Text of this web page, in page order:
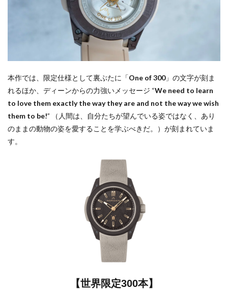
本作では、限定仕様として裏ぶたに「One of 300」の文字が刻ま
れるほか、ディーンからの力強いメッセージ “We need to learn
to love them exactly the way they are and not the way we wish
them to be!” （人間は、自分たちが望んでいる姿ではなく、あり
のままの動物の姿を愛することを学ぶべきだ。）が刻まれていま
す。
【世界限定300本】